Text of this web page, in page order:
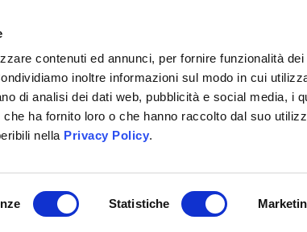
contenuti ed annunci, per fornire funzionalità
inoltre informazioni sul modo in cui
di analisi dei dati web, pubblicità e social media, i
ha fornito loro o che hanno raccolto dal suo
nella Privacy Policy.
Statistiche
CHI SIAMO SERVIZI BITRIX24 LAVORA